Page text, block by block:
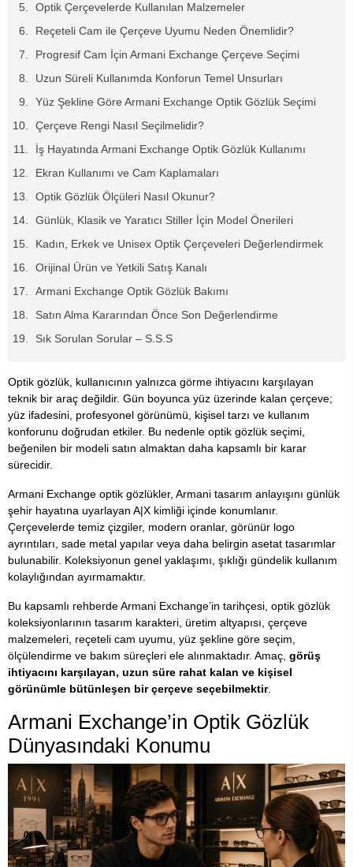
Optik Çerçevelerde Kullanılan Malzemeler
Reçeteli Cam ile Çerçeve Uyumu Neden Önemlidir?
Progresif Cam İçin Armani Exchange Çerçeve Seçimi
Uzun Süreli Kullanımda Konforun Temel Unsurları
Yüz Şekline Göre Armani Exchange Optik Gözlük Seçimi
Çerçeve Rengi Nasıl Seçilmelidir?
İş Hayatında Armani Exchange Optik Gözlük Kullanımı
Ekran Kullanımı ve Cam Kaplamaları
Optik Gözlük Ölçüleri Nasıl Okunur?
Günlük, Klasik ve Yaratıcı Stiller İçin Model Önerileri
Kadın, Erkek ve Unisex Optik Çerçeveleri Değerlendirmek
Orijinal Ürün ve Yetkili Satış Kanalı
Armani Exchange Optik Gözlük Bakımı
Satın Alma Kararından Önce Son Değerlendirme
Sık Sorulan Sorular – S.S.S
Optik gözlük, kullanıcının yalnızca görme ihtiyacını karşılayan
teknik bir araç değildir. Gün boyunca yüz üzerinde kalan çerçeve;
yüz ifadesini, profesyonel görünümü, kişisel tarzı ve kullanım
konforunu doğrudan etkiler. Bu nedenle optik gözlük seçimi,
beğenilen bir modeli satın almaktan daha kapsamlı bir karar
sürecidir.
Armani Exchange optik gözlükler, Armani tasarım anlayışını günlük
şehir hayatına uyarlayan A|X kimliği içinde konumlanır.
Çerçevelerde temiz çizgiler, modern oranlar, görünür logo
ayrıntıları, sade metal yapılar veya daha belirgin asetat tasarımlar
bulunabilir. Koleksiyonun genel yaklaşımı, şıklığı gündelik kullanım
kolaylığından ayırmamaktır.
Bu kapsamlı rehberde Armani Exchange’in tarihçesi, optik gözlük
koleksiyonlarının tasarım karakteri, üretim altyapısı, çerçeve
malzemeleri, reçeteli cam uyumu, yüz şekline göre seçim,
ölçülendirme ve bakım süreçleri ele alınmaktadır. Amaç, görüş
ihtiyacını karşılayan, uzun süre rahat kalan ve kişisel
görünümle bütünleşen bir çerçeve seçebilmektir.
Armani Exchange’in Optik Gözlük
Dünyasındaki Konumu